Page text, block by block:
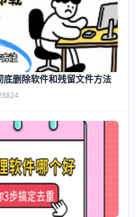
删除软件和残留文件方法